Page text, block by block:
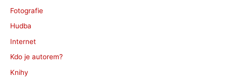
Fotografie
Hudba
Internet
Kdo je autorem?
Knihy